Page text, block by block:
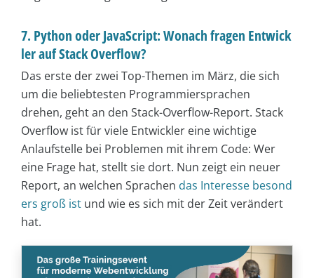
7. Python oder JavaScript: Wonach fragen Entwick
ler auf Stack Overflow?
Das erste der zwei Top-Themen im März, die sich
um die beliebtesten Programmiersprachen
drehen, geht an den Stack-Overflow-Report. Stack
Overflow ist für viele Entwickler eine wichtige
Anlaufstelle bei Problemen mit ihrem Code: Wer
eine Frage hat, stellt sie dort. Nun zeigt ein neuer
Report, an welchen Sprachen das Interesse besond
ers groß ist und wie es sich mit der Zeit verändert
hat.